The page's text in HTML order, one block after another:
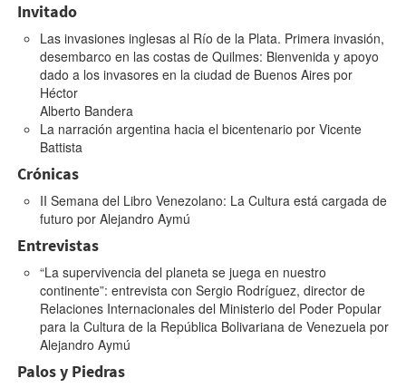
Invitado
Las invasiones inglesas al Río de la Plata. Primera invasión,
desembarco en las costas de Quilmes: Bienvenida y apoyo
dado a los invasores en la ciudad de Buenos Airespor
Héctor
Alberto Bandera
La narración argentina hacia el bicentenario por Vicente
Battista
Crónicas
II Semana del Libro Venezolano: La Cultura está cargada de
futuro por Alejandro Aymú
Entrevistas
“La supervivencia del planeta se juega en nuestro
continente”: entrevista con Sergio Rodríguez, director de
Relaciones Internacionales del Ministerio del Poder Popular
para la Cultura de la República Bolivariana de Venezuelapor
Alejandro Aymú
Palos y Piedras